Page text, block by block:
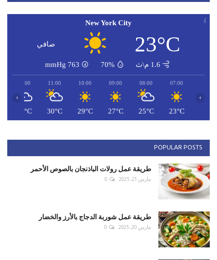
New York City
23°C صافي
1.6 م\ث 70%
763
mmHg
07:00
23°C
08:00
25°C
09:00
27°C
10:00
29°C
11:00
30°C
12:00
31°C
‹ ›
POPULAR POSTS
طريقة عمل رولات الباذنجان بالصوص الأحمر
مارس 21, 2025 0
طريقة عمل شوربة الدجاج بالأرز والخضار
مارس 20, 2025 0